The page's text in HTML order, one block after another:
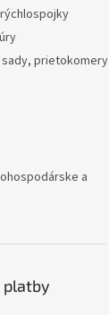
prietokomery
a
platby